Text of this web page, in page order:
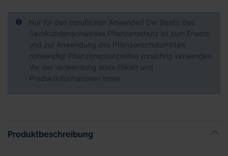
Nur für den beruflichen Anwender! Der Besitz des
Sachkundenachweises Pflanzenschutz ist zum Erwerb
und zur Anwendung des Pflanzenschutzmittels
notwendig! Pflanzenschutzmittel vorsichtig verwenden.
Vor der Verwendung stets Etikett und
Produktinformationen lesen.
Produktbeschreibung